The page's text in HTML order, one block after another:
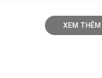
XEM THÊM